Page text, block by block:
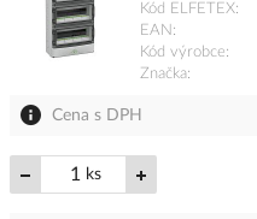
Kód ELFETEX
EAN
Kód výrobce
Značka
Cena s DPH
ks